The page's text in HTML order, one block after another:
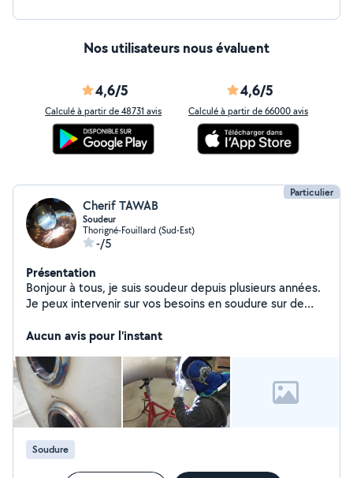
Nos utilisateurs nous évaluent
4,6/5
Calculé à partir de 48731 avis
4,6/5
Calculé à partir de 66000 avis
Particulier
Cherif TAWAB
Soudeur
Thorigné-Fouillard (Sud-Est)
-/5
Présentation
Bonjour à tous, je suis soudeur depuis plusieurs années.
Je peux intervenir sur vos besoins en soudure sur de
projets avec un grande exigence de qualité notamment
Aucun avis pour l'instant
Soudure